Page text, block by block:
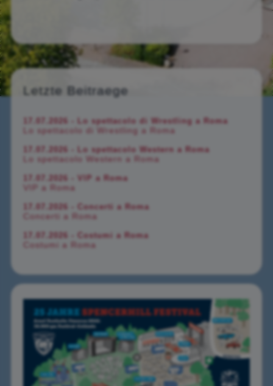
Letzte Beitraege
17.07.2026 - Lo spettacolo di Wrestling a Roma
Lo spettacolo di Wrestling a Roma
17.07.2026 - Lo spettacolo Western a Roma
Lo spettacolo Western a Roma
17.07.2026 - VIP a Roma
VIP a Roma
17.07.2026 - Concerti a Roma
Concerti a Roma
17.07.2026 - Costumi a Roma
Costumi a Roma